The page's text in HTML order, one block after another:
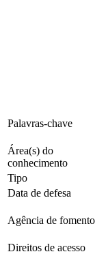
Palavras-chave
Área(s) do
conhecimento
Tipo
Data de defesa
Agência de fomento
Direitos de acesso